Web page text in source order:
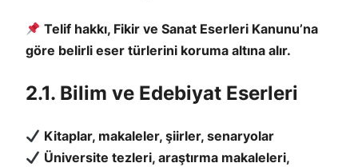
Telif hakkı, Fikir ve Sanat Eserleri Kanunu’na
göre belirli eser türlerini koruma altına alır.
2.1. Bilim ve Edebiyat Eserleri
Kitaplar, makaleler, şiirler, senaryolar
Üniversite tezleri, araştırma makaleleri,